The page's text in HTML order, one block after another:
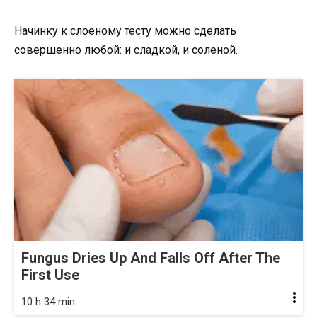
Начинку к слоеному тесту можно сделать
совершенно любой: и сладкой, и соленой.
Fungus Dries Up And Falls Off After The
First Use
10 h 34 min